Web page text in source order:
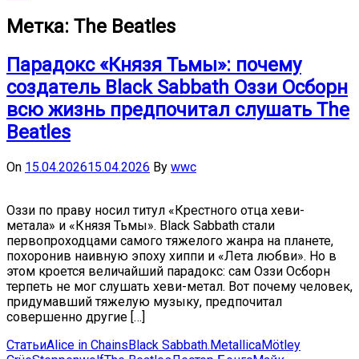
Метка: The Beatles
Парадокс «Князя Тьмы»: почему
создатель Black Sabbath Оззи Осборн
всю жизнь предпочитал слушать The
Beatles
On 15.04.202615.04.2026 By wwc
Оззи по праву носил титул «Крестного отца хеви-
метала» и «Князя Тьмы». Black Sabbath стали
первопроходцами самого тяжелого жанра на планете,
похоронив наивную эпоху хиппи и «Лета любви». Но в
этом кроется величайший парадокс: сам Оззи Осборн
терпеть не мог слушать хеви-метал. Вот почему человек,
придумавший тяжелую музыку, предпочитал
совершенно другие […]
СтатьиAlice in ChainsBlack Sabbath.MetallicaMötley